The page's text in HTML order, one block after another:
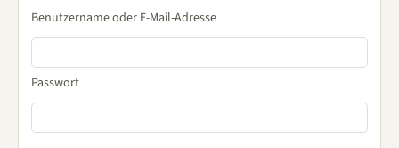
Benutzername oder E-Mail-Adresse
Passwort